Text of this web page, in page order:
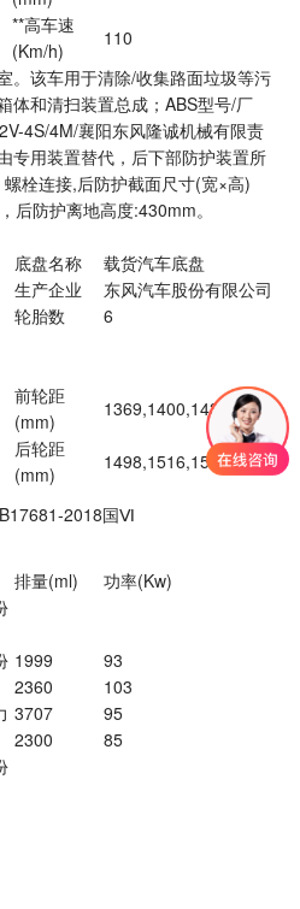
**高车速
(Km/h)
110
。该车用于清除/收集路面垃圾等污
体和清扫装置总成；ABS型号/厂
4S/4M/襄阳东风隆诚机械有限责
专用装置替代，后下部防护装置所
栓连接,后防护截面尺寸(宽×高)
后防护离地高度:430mm。
底盘名称
载货汽车底盘
生产企业
东风汽车股份有限公司
轮胎数
6
前轮距
(mm)
1369,1400,1434
后轮距
(mm)
1498,1516,1586,1670
2018国Ⅵ
排量(ml) 功率(Kw)
1999
2360
3707
2300
93
103
95
85